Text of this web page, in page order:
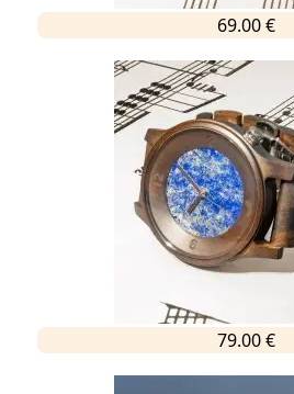
69.00 €
79.00 €